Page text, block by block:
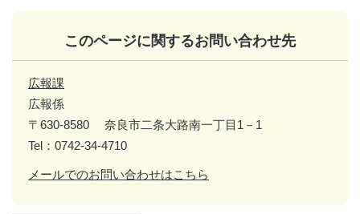
このページに関するお問い合わせ先
広報課
広報係
〒630-8580
奈良市二条大路南一丁目1－1
Tel：0742-34-4710
メールでのお問い合わせはこちら